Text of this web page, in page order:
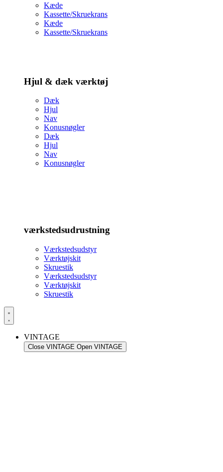
Kæde
Kassette/Skruekrans
Kæde
Kassette/Skruekrans
Hjul & dæk værktøj
Dæk
Hjul
Nav
Konusnøgler
Dæk
Hjul
Nav
Konusnøgler
værkstedsudrustning
Værkstedsudstyr
Værktøjskit
Skruestik
Værkstedsudstyr
Værktøjskit
Skruestik
VINTAGE
Close VINTAGE Open VINTAGE